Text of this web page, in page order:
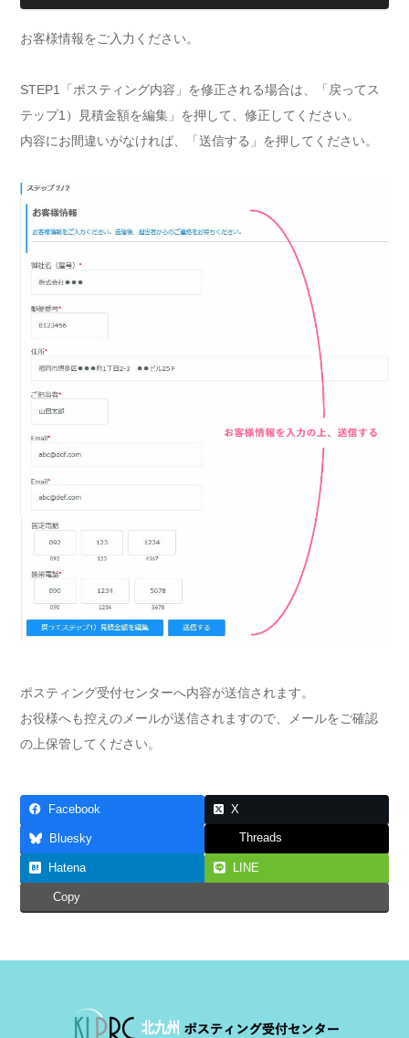
お客様情報をご入力ください。
STEP1「ポスティング内容」を修正される場合は、「戻ってス
テップ1）見積金額を編集」を押して、修正してください。
内容にお間違いがなければ、「送信する」を押してください。
ポスティング受付センターへ内容が送信されます。
お役様へも控えのメールが送信されますので、メールをご確認
の上保管してください。
Facebook X
Bluesky Threads
Hatena LINE
Copy